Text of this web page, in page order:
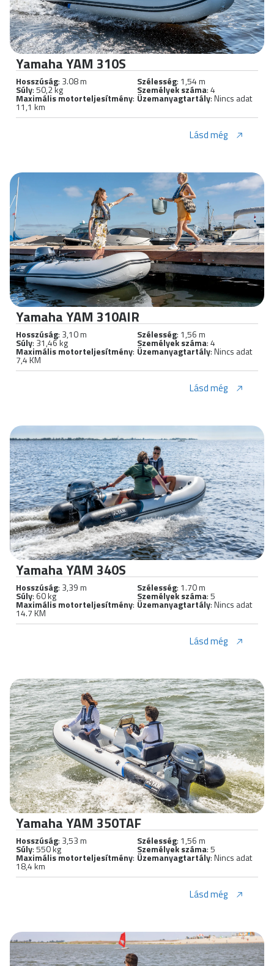
Yamaha YAM 310S
Hosszúság: 3.08 m Szélesség: 1,54 m
Súly: 50,2 kg Személyek száma: 4
Maximális motorteljesítmény:
11,1 km
Üzemanyagtartály: Nincs adat
Lásd még
Yamaha YAM 310AIR
Hosszúság: 3,10 m Szélesség: 1,56 m
Súly: 31,46 kg Személyek száma: 4
Maximális motorteljesítmény:
7,4 KM
Üzemanyagtartály: Nincs adat
Lásd még
Yamaha YAM 340S
Hosszúság: 3,39 m Szélesség: 1.70 m
Súly: 60 kg Személyek száma: 5
Maximális motorteljesítmény:
14.7 KM
Üzemanyagtartály: Nincs adat
Lásd még
Yamaha YAM 350TAF
Hosszúság: 3,53 m Szélesség: 1,56 m
Súly: 550 kg Személyek száma: 5
Maximális motorteljesítmény:
18,4 km
Üzemanyagtartály: Nincs adat
Lásd még